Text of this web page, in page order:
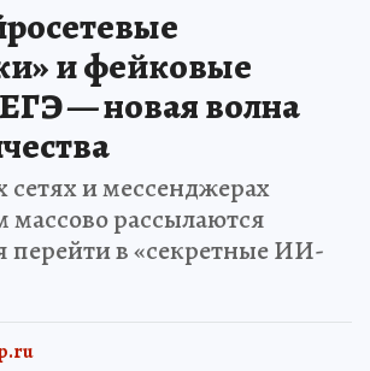
и фейковые
— новая волна
сетях и мессенджерах
рассылаются
перейти в «секретные ИИ-